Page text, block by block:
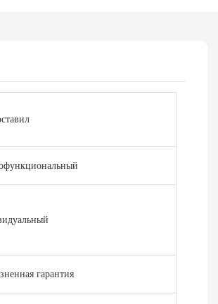
гарантия